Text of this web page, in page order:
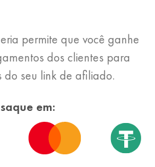
permite que você ganhe
dos clientes para
do seu link de afiliado.
em: